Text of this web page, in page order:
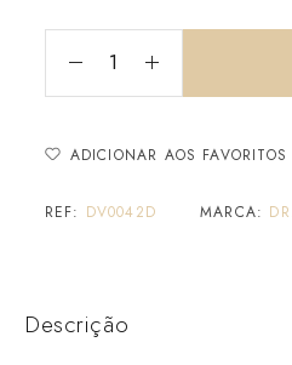
ADICIONAR AOS FAVORITOS
REF: DV0042D MARCA:
Descrição